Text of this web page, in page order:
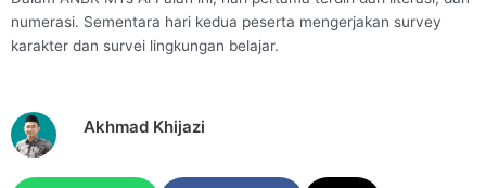
numerasi. Sementara hari kedua peserta mengerjakan survey
karakter dan survei lingkungan belajar.
Akhmad Khijazi